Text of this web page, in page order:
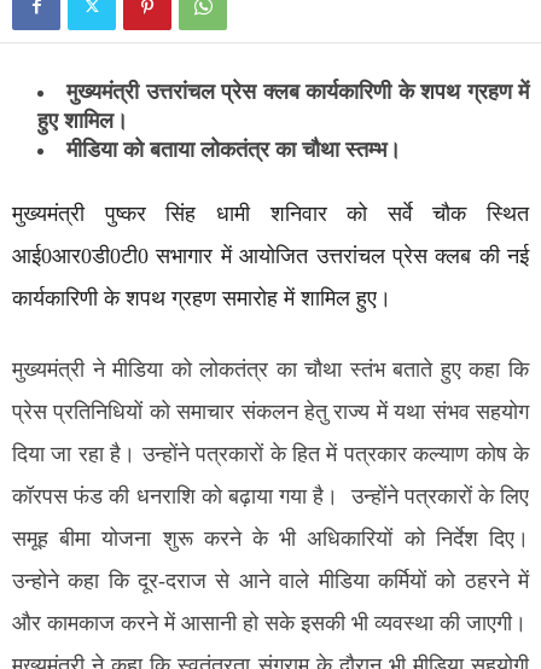
मुख्यमंत्री उत्तरांचल प्रेस क्लब कार्यकारिणी के शपथ ग्रहण में
हुए शामिल।
मीडिया को बताया लोकतंत्र का चौथा स्तम्भ।
मुख्यमंत्री पुष्कर सिंह धामी शनिवार को सर्वे चौक स्थित
आई0आर0डी0टी0 सभागार में आयोजित उत्तरांचल प्रेस क्लब की नई
कार्यकारिणी के शपथ ग्रहण समारोह में शामिल हुए।
मुख्यमंत्री ने मीडिया को लोकतंत्र का चौथा स्तंभ बताते हुए कहा कि
प्रेस प्रतिनिधियों को समाचार संकलन हेतु राज्य में यथा संभव सहयोग
दिया जा रहा है। उन्होंने पत्रकारों के हित में पत्रकार कल्याण कोष के
कॉरपस फंड की धनराशि को बढ़ाया गया है। उन्होंने पत्रकारों के लिए
समूह बीमा योजना शुरू करने के भी अधिकारियों को निर्देश दिए।
उन्होने कहा कि दूर-दराज से आने वाले मीडिया कर्मियों को ठहरने में
और कामकाज करने में आसानी हो सके इसकी भी व्यवस्था की जाएगी।